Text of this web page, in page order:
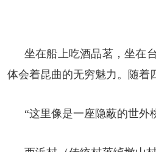
坐在船上吃酒品茗，坐在
体会着昆曲的无穷魅力。随着
“这里像是一座隐蔽的世